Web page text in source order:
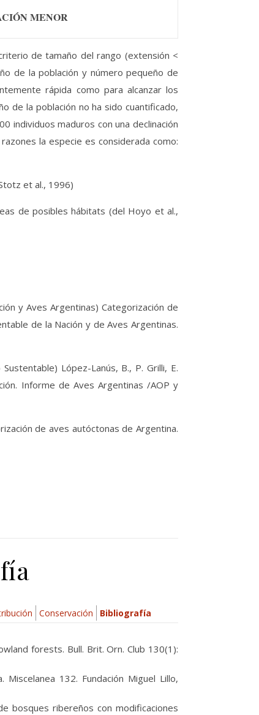
MENOR
de tamaño del rango (extensión <
de la población y número pequeño de
rápida como para alcanzar los
de la población no ha sido cuantificado,
individuos maduros con una declinación
la especie es considerada como:
et al., 1996)
de posibles hábitats (del Hoyo et al.,
y Aves Argentinas) Categorización de
de la Nación y de Aves Argentinas.
López-Lanús, B., P. Grilli, E.
Informe de Aves Argentinas /AOP y
de aves autóctonas de Argentina.
Conservación Bibliografía
forests. Bull. Brit. Orn. Club 130(1):
132. Fundación Miguel Lillo,
bosques ribereños con modificaciones